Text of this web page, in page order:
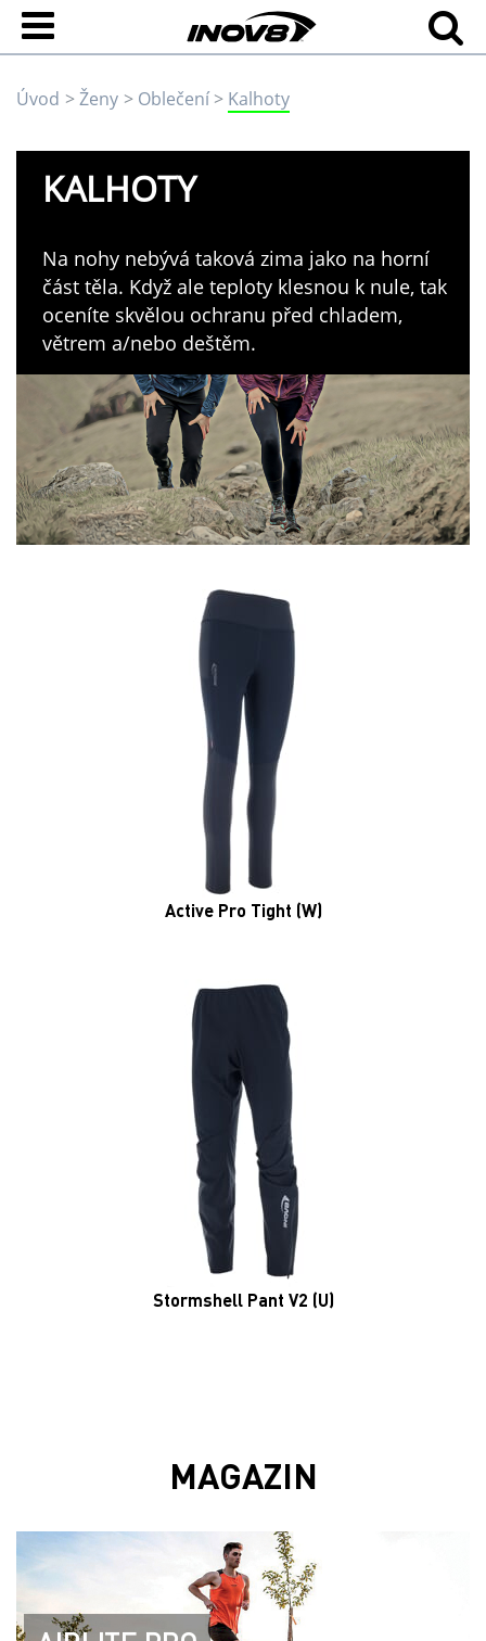
Úvod Ženy Oblečení Kalhoty
KALHOTY
Na nohy nebývá taková zima jako na horní
část těla. Když ale teploty klesnou k nule, tak
oceníte skvělou ochranu před chladem,
větrem a/nebo deštěm.
Active Pro Tight (W)
Stormshell Pant V2 (U)
MAGAZIN